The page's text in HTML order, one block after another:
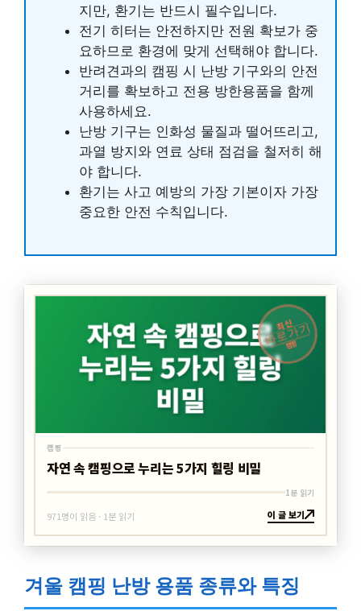
지만, 환기는 반드시 필수입니다.
전기 히터는 안전하지만 전원 확보가 중
요하므로 환경에 맞게 선택해야 합니다.
반려견과의 캠핑 시 난방 기구와의 안전
거리를 확보하고 전용 방한용품을 함께
사용하세요.
난방 기구는 인화성 물질과 떨어뜨리고,
과열 방지와 연료 상태 점검을 철저히 해
야 합니다.
환기는 사고 예방의 가장 기본이자 가장
중요한 안전 수칙입니다.
최신
바로가기
캠핑
캠핑
자연 속 캠핑으로 누리는 5가지 힐링 비밀
1분 읽기
971명이 읽음 · 1분 읽기 이 글 보기
겨울 캠핑 난방 용품 종류와 특징